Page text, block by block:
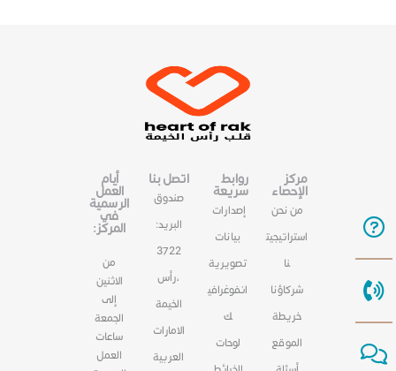
مركز
الإحصاء
من نحن
استراتيجيت
نا
شركاؤنا
خريطة
الموقع
روابط
سريعة
إصدارات
بيانات
تصويرية
انفوغرافي
ك
لوحات
اتصل بنا
صندوق
البريد:
3722
،رأس
الخيمة
الامارات
العربية
أيام
العمل
الرسمية
في
المركز:
من
الاثنين
إلى
الجمعة
ساعات
العمل